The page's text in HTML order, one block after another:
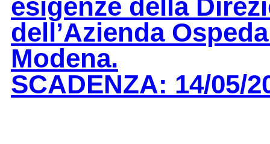
esigenze della
dell’Azienda
Modena.
SCADENZA: 14/05/